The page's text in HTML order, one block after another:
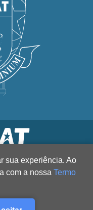
sua experiência. Ao
com a nossa Termo